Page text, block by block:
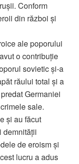
Conform
din război și
ale poporului
o contribuție
sovietic și-a
răului total și a
Germaniei
sale.
și au făcut
demnității
de eroism și
lucru a adus